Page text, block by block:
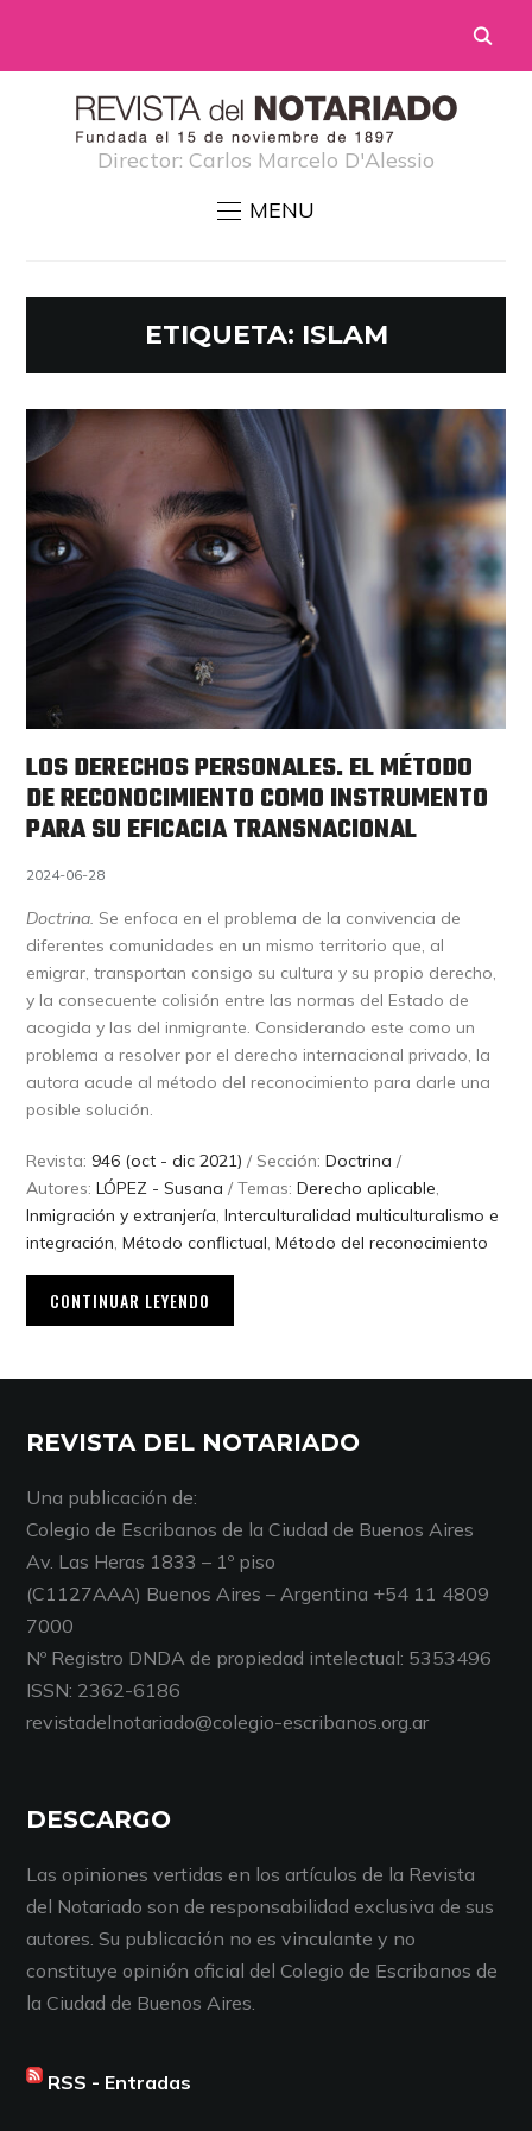
Director: Carlos Marcelo D'Alessio
MENU
ETIQUETA: ISLAM
LOS DERECHOS PERSONALES. EL MÉTODO
DE RECONOCIMIENTO COMO INSTRUMENTO
PARA SU EFICACIA TRANSNACIONAL
2024-06-28
Doctrina. Se enfoca en el problema de la convivencia de
diferentes comunidades en un mismo territorio que, al
emigrar, transportan consigo su cultura y su propio derecho,
y la consecuente colisión entre las normas del Estado de
acogida y las del inmigrante. Considerando este como un
problema a resolver por el derecho internacional privado, la
autora acude al método del reconocimiento para darle una
posible solución.
Revista: 946 (oct - dic 2021) / Sección:Doctrina /
Autores:LÓPEZ - Susana / Temas:Derecho aplicable,
Inmigración y extranjería,Interculturalidad multiculturalismo e
integración,Método conflictual,Método del reconocimiento
CONTINUAR LEYENDO
REVISTA DEL NOTARIADO
Una publicación de:
Colegio de Escribanos de la Ciudad de Buenos Aires
Av. Las Heras 1833 – 1º piso
(C1127AAA) Buenos Aires – Argentina +54 11 4809
7000
Nº Registro DNDA de propiedad intelectual: 5353496
ISSN: 2362-6186
revistadelnotariado@colegio-escribanos.org.ar
DESCARGO
Las opiniones vertidas en los artículos de la Revista
del Notariado son de responsabilidad exclusiva de sus
autores. Su publicación no es vinculante y no
constituye opinión oficial del Colegio de Escribanos de
la Ciudad de Buenos Aires.
RSS - Entradas